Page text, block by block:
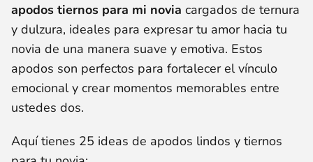
apodos tiernos para mi novia cargados de ternura
y dulzura, ideales para expresar tu amor hacia tu
novia de una manera suave y emotiva. Estos
apodos son perfectos para fortalecer el vínculo
emocional y crear momentos memorables entre
ustedes dos.
Aquí tienes 25 ideas de apodos lindos y tiernos